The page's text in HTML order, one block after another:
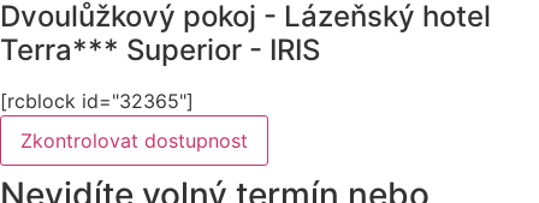
Dvoulůžkový pokoj - Lázeňský hotel
Terra*** Superior - IRIS
[rcblock id="32365"]
Zkontrolovat dostupnost
Nevidíte volný termín nebo